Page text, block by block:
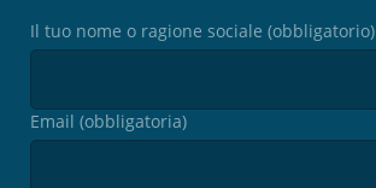
Il tuo nome o ragione sociale (obbligatorio)
Email (obbligatoria)